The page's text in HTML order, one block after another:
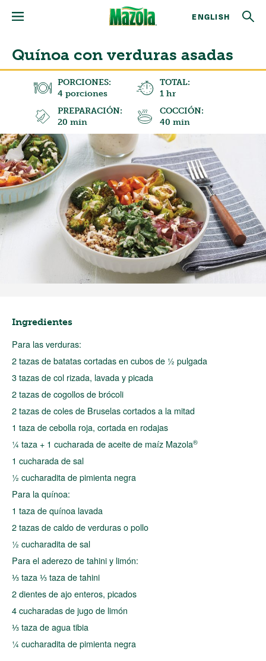
ENGLISH
Quínoa con verduras asadas
PORCIONES:
4 porciones
TOTAL:
1 hr
PREPARACIÓN:
20 min
COCCIÓN:
40 min
Ingredientes
Para las verduras:
2 tazas de batatas cortadas en cubos de ½ pulgada
3 tazas de col rizada, lavada y picada
2 tazas de cogollos de brócoli
2 tazas de coles de Bruselas cortados a la mitad
1 taza de cebolla roja, cortada en rodajas
¼ taza + 1 cucharada de aceite de maíz Mazola®
1 cucharada de sal
½ cucharadita de pimienta negra
Para la quínoa:
1 taza de quínoa lavada
2 tazas de caldo de verduras o pollo
½ cucharadita de sal
Para el aderezo de tahini y limón:
⅓ taza ⅓ taza de tahini
2 dientes de ajo enteros, picados
4 cucharadas de jugo de limón
⅓ taza de agua tibia
¼ cucharadita de pimienta negra